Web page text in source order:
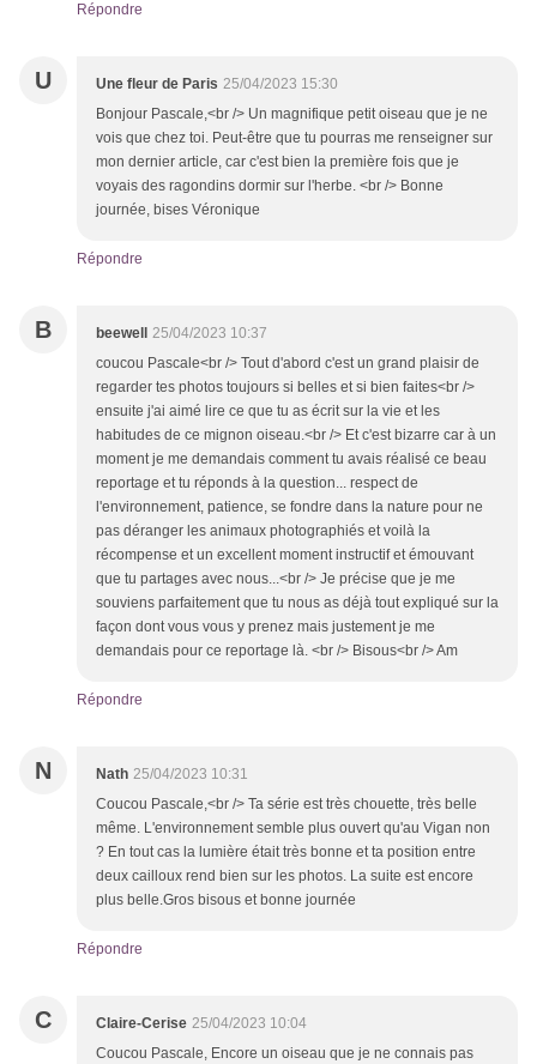
Répondre
U Une fleur de Paris 25/04/2023 15:30
Bonjour Pascale,<br /> Un magnifique petit oiseau que je ne
vois que chez toi. Peut-être que tu pourras me renseigner sur
mon dernier article, car c'est bien la première fois que je
voyais des ragondins dormir sur l'herbe. <br /> Bonne
journée, bises Véronique
Répondre
B beewell
25/04/2023 10:37
coucou Pascale<br /> Tout d'abord c'est un grand plaisir de
regarder tes photos toujours si belles et si bien faites<br />
ensuite j'ai aimé lire ce que tu as écrit sur la vie et les
habitudes de ce mignon oiseau.<br /> Et c'est bizarre car à un
moment je me demandais comment tu avais réalisé ce beau
reportage et tu réponds à la question... respect de
l'environnement, patience, se fondre dans la nature pour ne
pas déranger les animaux photographiés et voilà la
récompense et un excellent moment instructif et émouvant
que tu partages avec nous...<br /> Je précise que je me
souviens parfaitement que tu nous as déjà tout expliqué sur la
façon dont vous vous y prenez mais justement je me
demandais pour ce reportage là. <br /> Bisous<br /> Am
Répondre
N Nath 25/04/2023 10:31
Coucou Pascale,<br /> Ta série est très chouette, très belle
même. L'environnement semble plus ouvert qu'au Vigan non
? En tout cas la lumière était très bonne et ta position entre
deux cailloux rend bien sur les photos. La suite est encore
plus belle.Gros bisous et bonne journée
Répondre
C Claire-Cerise 25/04/2023 10:04
Coucou Pascale, Encore un oiseau que je ne connais pas